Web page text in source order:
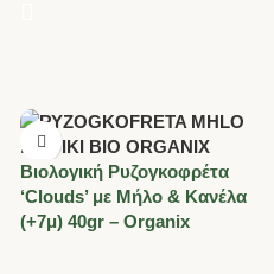
Βιολογική Ρυζογκοφρέτα
‘Clouds’ με Μήλο & Κανέλα
(+7μ) 40gr – Organix